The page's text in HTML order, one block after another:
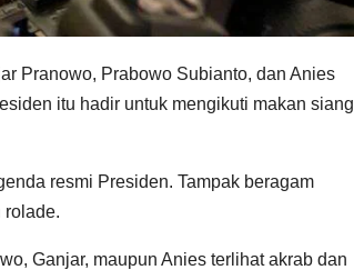
Pranowo, Prabowo Subianto, dan Anies
itu hadir untuk mengikuti makan siang
resmi Presiden. Tampak beragam
rolade.
Ganjar, maupun Anies terlihat akrab dan